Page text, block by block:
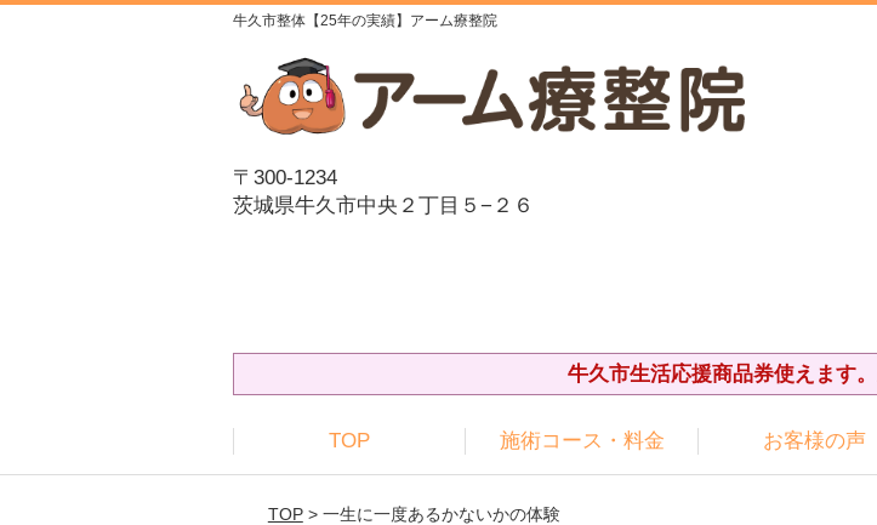
牛久市整体【25年の実績】アーム療整院
〒300-1234
茨城県牛久市中央２丁目５−２６
牛久市生活応援商品券使えます。
TOP 施術コース・料金 お客様の声
TOP> 一生に一度あるかないかの体験